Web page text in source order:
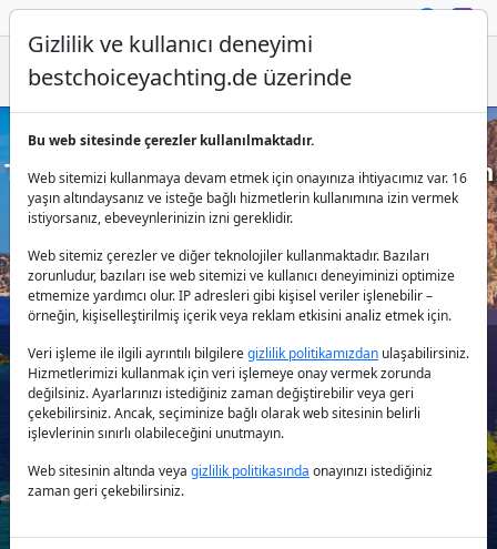
Türkiye'de Katamaran Kiralama - Uygun
Fiyatlı Kiralık Katamaranlar
Ülke:
Destinasyon:
Gizlilik ve kullanıcı deneyimi
bestchoiceyachting.de üzerinde
Bu web sitesinde çerezler kullanılmaktadır.
Web sitemizi kullanmaya devam etmek için onayınıza ihtiyacımız var. 16
yaşın altındaysanız ve isteğe bağlı hizmetlerin kullanımına izin vermek
istiyorsanız, ebeveynlerinizin izni gereklidir.
Web sitemiz çerezler ve diğer teknolojiler kullanmaktadır. Bazıları
zorunludur, bazıları ise web sitemizi ve kullanıcı deneyiminizi optimize
etmemize yardımcı olur. IP adresleri gibi kişisel veriler işlenebilir –
örneğin, kişiselleştirilmiş içerik veya reklam etkisini analiz etmek için.
Veri işleme ile ilgili ayrıntılı bilgileregizlilik politikamızdan ulaşabilirsiniz.
Hizmetlerimizi kullanmak için veri işlemeye onay vermek zorunda
değilsiniz. Ayarlarınızı istediğiniz zaman değiştirebilir veya geri
çekebilirsiniz. Ancak, seçiminize bağlı olarak web sitesinin belirli
işlevlerinin sınırlı olabileceğini unutmayın.
Web sitesinin altında veya gizlilik politikasında onayınızı istediğiniz
zaman geri çekebilirsiniz.